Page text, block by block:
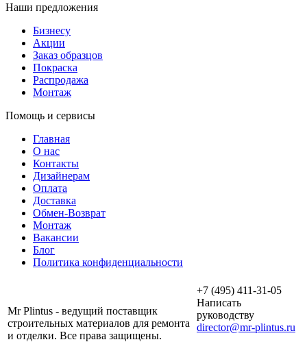
Наши предложения
Бизнесу
Акции
Заказ образцов
Покраска
Распродажа
Монтаж
Помощь и сервисы
Главная
О нас
Контакты
Дизайнерам
Оплата
Доставка
Обмен-Возврат
Монтаж
Вакансии
Блог
Политика конфиденциальности
Mr Plintus - ведущий поставщик
строительных материалов для ремонта
и отделки. Все права защищены.
+7 (495) 411-31-05
Написать
руководству
director@mr-plintus.ru